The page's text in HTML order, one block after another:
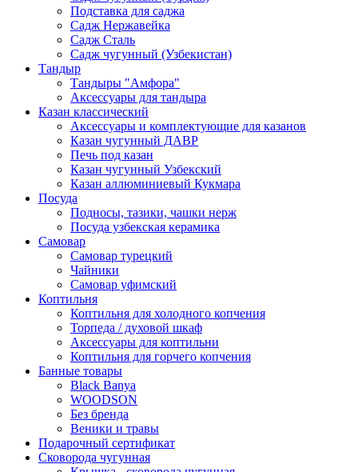
Подставка для саджа
Садж Нержавейка
Садж Сталь
Садж чугунный (Узбекистан)
Тандыр
Тандыры "Амфора"
Аксессуары для тандыра
Казан классический
Аксессуары и комплектующие для казанов
Казан чугунный ДАВР
Печь под казан
Казан чугунный Узбекский
Казан аллюминиевый Кукмара
Посуда
Подносы, тазики, чашки нерж
Посуда узбекская керамика
Самовар
Самовар турецкий
Чайники
Самовар уфимский
Коптильня
Коптильня для холодного копчения
Торпеда / духовой шкаф
Аксессуары для коптильни
Коптильня для горчего копчения
Банные товары
Black Banya
WOODSON
Без бренда
Веники и травы
Подарочный сертификат
Сковорода чугунная